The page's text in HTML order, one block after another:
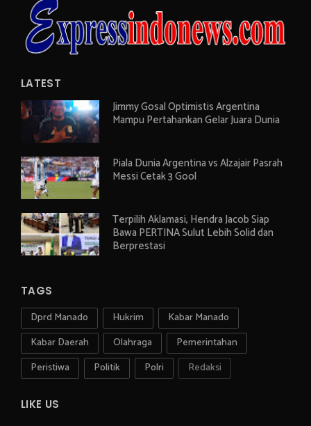
LATEST
Jimmy Gosal Optimistis Argentina
Mampu Pertahankan Gelar Juara Dunia
Piala Dunia Argentina vs Alzajair Pasrah
Messi Cetak 3 Gool
Terpilih Aklamasi, Hendra Jacob Siap
Bawa PERTINA Sulut Lebih Solid dan
Berprestasi
TAGS
Dprd Manado Hukrim
Kabar Manado
Kabar Daerah
Olahraga
Pemerintahan
Peristiwa
Politik Polri Redaksi
LIKE US